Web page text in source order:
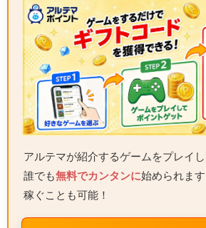
アルテマが紹介するゲームをプレイ
誰でも無料でカンタンに始められま
稼ぐことも可能！